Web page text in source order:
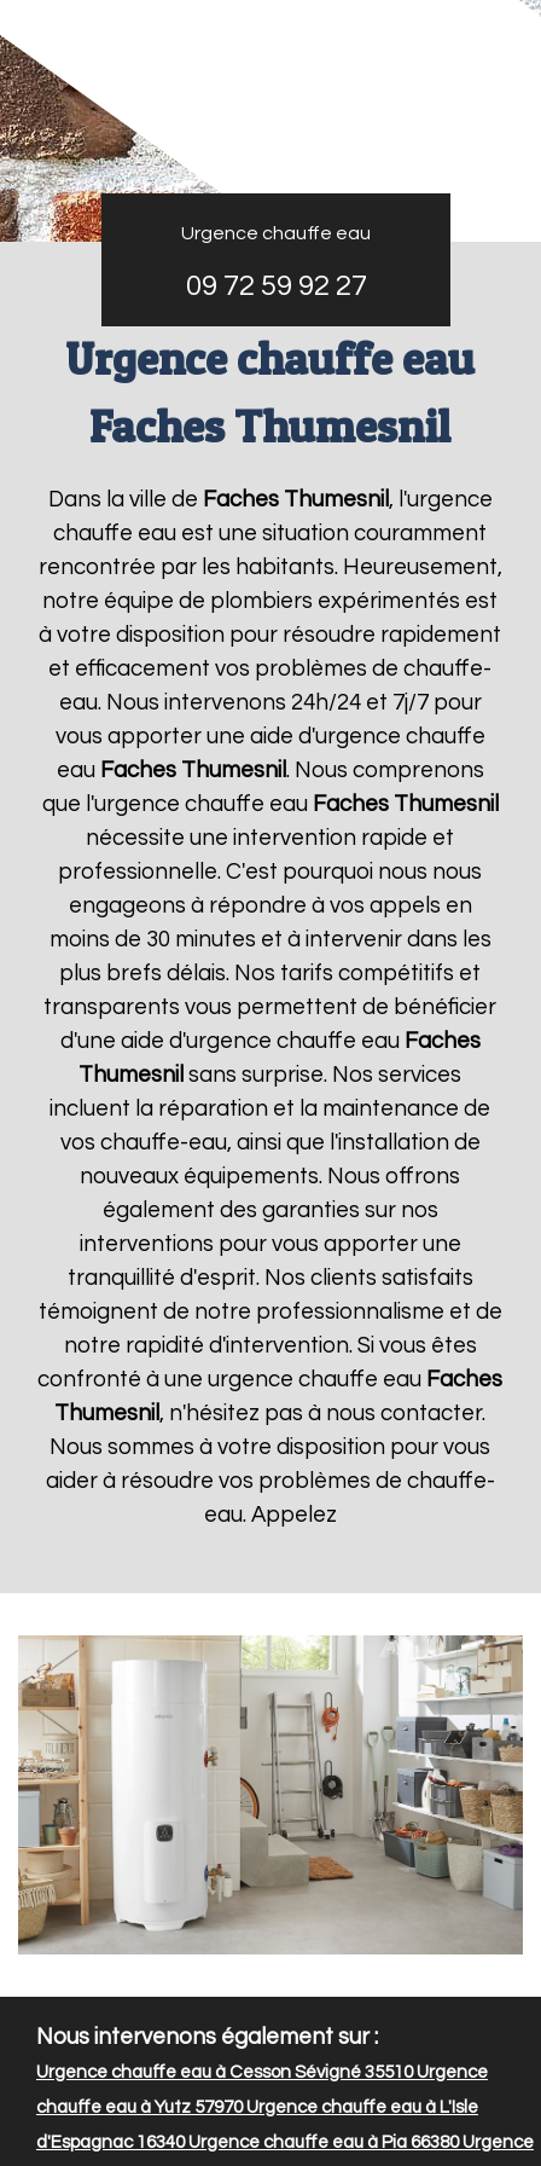
Urgence chauffe eau
09 72 59 92 27
Urgence chauffe eau
Faches Thumesnil
Dans la ville de Faches Thumesnil , l'urgence
chauffe eau est une situation couramment
rencontrée par les habitants. Heureusement,
notre équipe de plombiers expérimentés est
à votre disposition pour résoudre rapidement
et efficacement vos problèmes de chauffe-
eau. Nous intervenons 24h/24 et 7j/7 pour
vous apporter une aide d'urgence chauffe
eau Faches Thumesnil . Nous comprenons
que l'urgence chauffe eau Faches Thumesnil
nécessite une intervention rapide et
professionnelle. C'est pourquoi nous nous
engageons à répondre à vos appels en
moins de 30 minutes et à intervenir dans les
plus brefs délais. Nos tarifs compétitifs et
transparents vous permettent de bénéficier
d'une aide d'urgence chauffe eau Faches
Thumesnil sans surprise. Nos services
incluent la réparation et la maintenance de
vos chauffe-eau, ainsi que l'installation de
nouveaux équipements. Nous offrons
également des garanties sur nos
interventions pour vous apporter une
tranquillité d'esprit. Nos clients satisfaits
témoignent de notre professionnalisme et de
notre rapidité d'intervention. Si vous êtes
confronté à une urgence chauffe eau Faches
Thumesnil, n'hésitez pas à nous contacter.
Nous sommes à votre disposition pour vous
aider à résoudre vos problèmes de chauffe-
eau. Appelez
Nous intervenons également sur :
Urgence chauffe eau à Cesson Sévigné 35510Urgence
chauffe eau à Yutz 57970Urgence chauffe eau à L'Isle
d'Espagnac 16340Urgence chauffe eau à Pia 66380Urgence